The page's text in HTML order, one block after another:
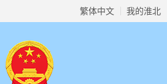
繁体中文 我的淮北